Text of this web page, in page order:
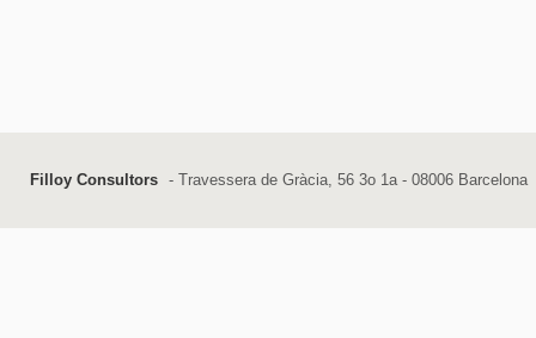
Filloy Consultors - Travessera de Gràcia, 56 3o 1a - 08006 Barcelona